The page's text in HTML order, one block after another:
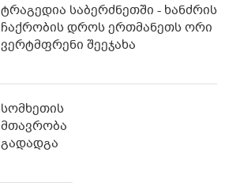
ტრაგედია საბერძნეთში - ხანძრის
ჩაქრობის დროს ერთმანეთს ორი
ვერტმფრენი შეეჯახა
სომხეთის
მთავრობა
გადადგა